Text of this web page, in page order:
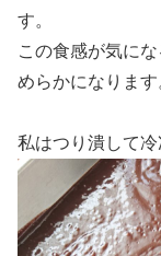
す。
この食感が気に
めらかになります
私はつり潰して冷